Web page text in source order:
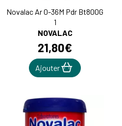
Novalac Ar 0-36M Pdr Bt800G
1
NOVALAC
21,80€
Ajouter